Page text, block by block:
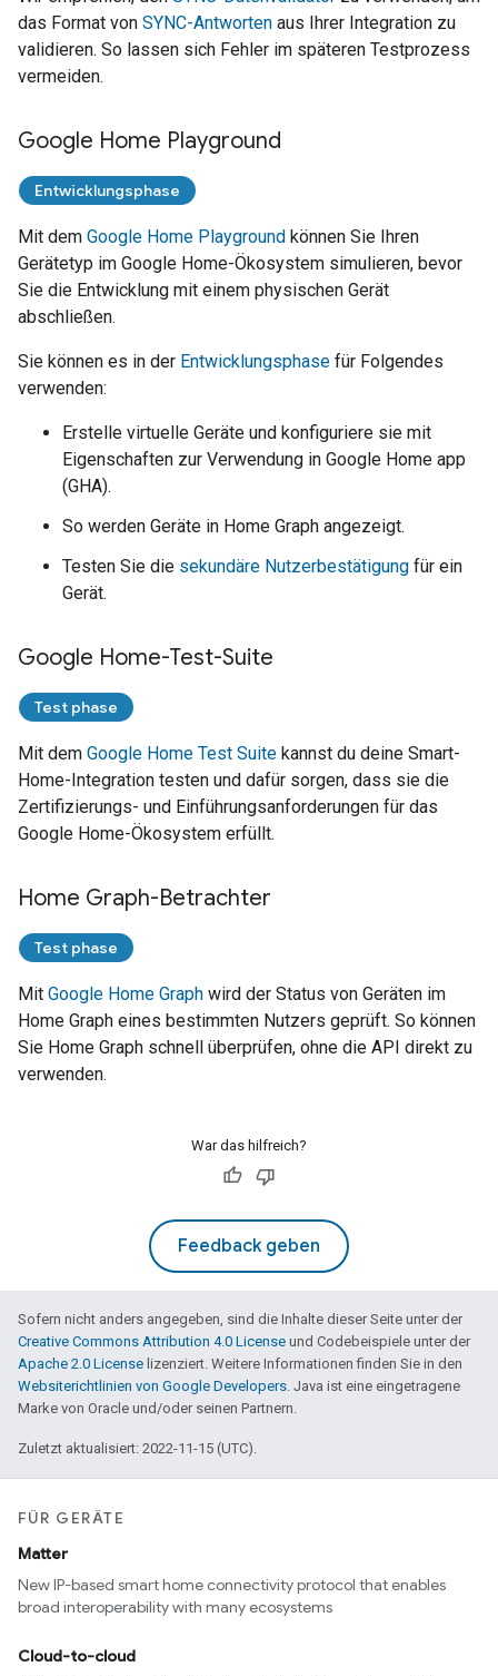
das Format von SYNC-Antworten aus Ihrer Integration zu
validieren. So lassen sich Fehler im späteren Testprozess
vermeiden.
Google Home Playground
Entwicklungsphase
Mit dem Google Home Playground können Sie Ihren
Gerätetyp im Google Home-Ökosystem simulieren, bevor
Sie die Entwicklung mit einem physischen Gerät
abschließen.
Sie können es in der Entwicklungsphase für Folgendes
verwenden:
Erstelle virtuelle Geräte und konfiguriere sie mit
Eigenschaften zur Verwendung in Google Home app
(GHA).
So werden Geräte in Home Graph angezeigt.
Testen Sie die sekundäre Nutzerbestätigung für ein
Gerät.
Google Home-Test-Suite
Test phase
Mit dem Google Home Test Suite kannst du deine Smart-
Home-Integration testen und dafür sorgen, dass sie die
Zertifizierungs- und Einführungsanforderungen für das
Google Home-Ökosystem erfüllt.
Home Graph-Betrachter
Test phase
Mit Google Home Graph wird der Status von Geräten im
Home Graph eines bestimmten Nutzers geprüft. So können
Sie Home Graph schnell überprüfen, ohne die API direkt zu
verwenden.
War das hilfreich?
Feedback geben
Sofern nicht anders angegeben, sind die Inhalte dieser Seite unter der
Creative Commons Attribution 4.0 License und Codebeispiele unter der
Apache 2.0 License lizenziert. Weitere Informationen finden Sie in den
Websiterichtlinien von Google Developers. Java ist eine eingetragene
Marke von Oracle und/oder seinen Partnern.
Zuletzt aktualisiert: 2022-11-15 (UTC).
FÜR GERÄTE
Matter
New IP-based smart home connectivity protocol that enables
broad interoperability with many ecosystems
Cloud-to-cloud